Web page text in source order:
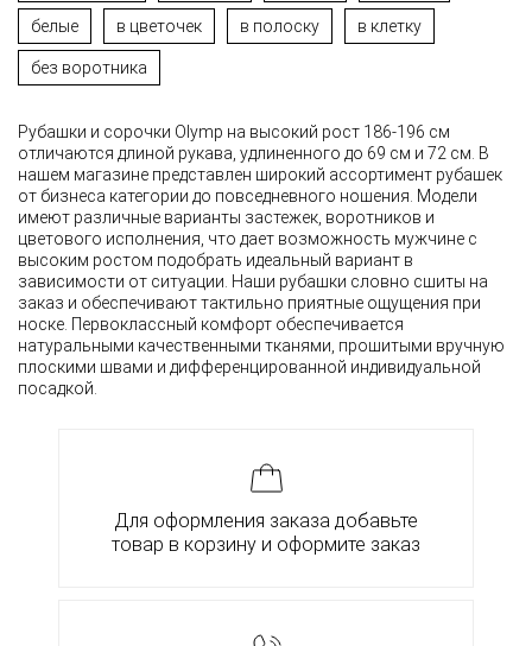
белые в цветочек в полоску в клетку
без воротника
Рубашки и сорочки Olymp на высокий рост 186-196 см
отличаются длиной рукава, удлиненного до 69 см и 72 см. В
нашем магазине представлен широкий ассортимент рубашек
от бизнеса категории до повседневного ношения. Модели
имеют различные варианты застежек, воротников и
цветового исполнения, что дает возможность мужчине с
высоким ростом подобрать идеальный вариант в
зависимости от ситуации. Наши рубашки словно сшиты на
заказ и обеспечивают тактильно приятные ощущения при
носке. Первоклассный комфорт обеспечивается
натуральными качественными тканями, прошитыми вручную
плоскими швами и дифференцированной индивидуальной
посадкой.
Для оформления заказа добавьте
товар в корзину и оформите заказ